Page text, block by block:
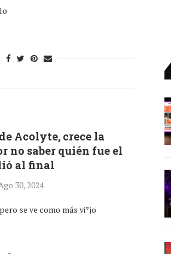
Acolyte, crece la
no saber quién fue el
al final
30, 2024
se ve como más vi*jo